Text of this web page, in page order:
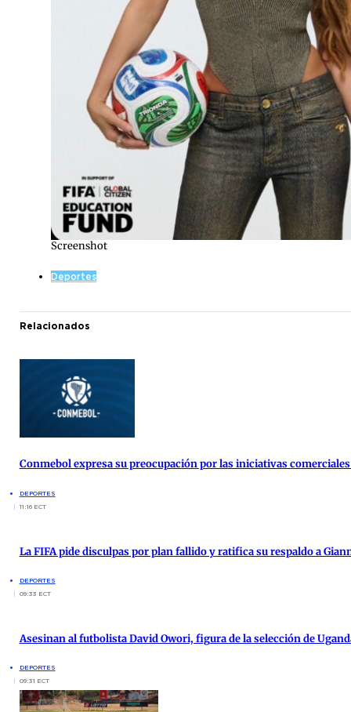
Screenshot
Deportes
Relacionados
Conmebol expresa su preocupación por las iniciativas comerciales
DEPORTES
11:16 ECT
La FIFA pide disculpas por plan fallido y ratifica su respaldo a
DEPORTES
09:33 ECT
Asesinan al futbolista David Owori, figura de la selección de
DEPORTES
09:31 ECT